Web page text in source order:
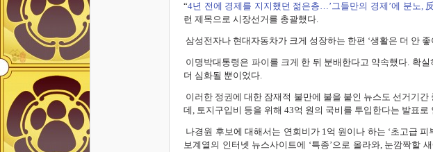
“4년 전에 경제를 지지했던 젊은층…’그들만의 경제’에 분노,
런 제목으로 시장선거를 총괄했다.
삼성전자나 현대자동차가 크게 성장하는 한편 ‘생활은 더 안
이명박대통령은 파이를 크게 한 뒤 분배한다고 약속했다. 확
더 심화될 뿐이었다.
이러한 정권에 대한 잠재적 불만에 불을 붙인 뉴스도 선거기
데, 토지구입비 등을 위해 43억 원의 국비를 투입한다는 발표
나경원 후보에 대해서는 연회비가 1억 원이나 하는 ‘초고급
보계열의 인터넷 뉴스사이트에 ‘특종’으로 올라와, 눈깜짝할